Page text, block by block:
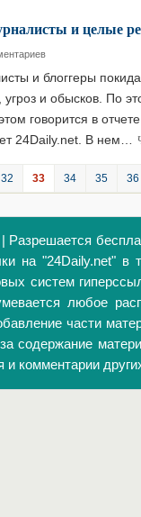
и целые
и блоггеры
угроз и обысков. По
говорится в
24Daily.net. В нем…
32 33 34 35 36
на "24Daily.net" в
систем
любое
части
содержание
комментарии